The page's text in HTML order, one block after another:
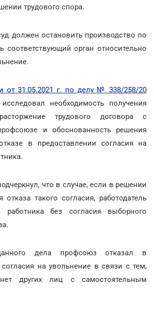
трудового спора.
должен остановить производство по
соответствующий орган относительно
от 31.05.2021 г. по делу № 338/258/20
необходимость получения
трудового договора с
и обоснованность решения
в предоставлении согласия на
что в случае, если в решении
отказа такого согласия, работодатель
работника без согласия выборного
дела профсоюз отказал в
согласия на увольнение в связи с тем,
других лиц с самостоятельным